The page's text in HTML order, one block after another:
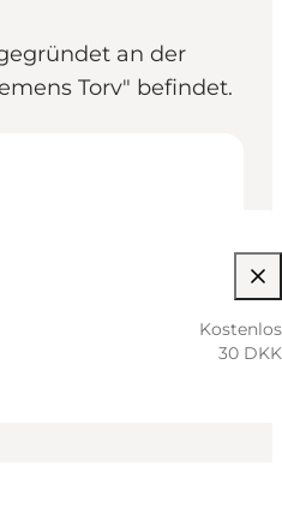
an der
Torv" befindet.
Kostenlos
30 DKK